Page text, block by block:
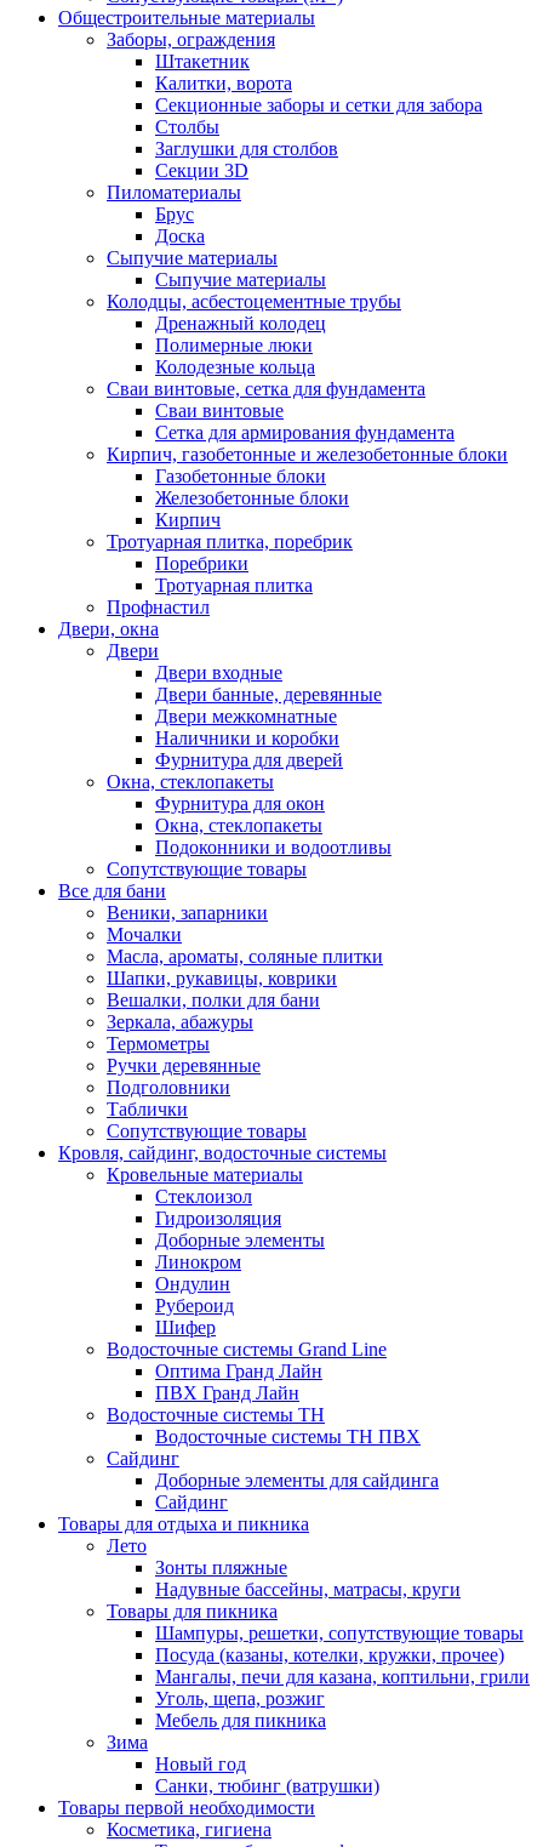
Общестроительные материалы
Заборы, ограждения
Штакетник
Калитки, ворота
Секционные заборы и сетки для забора
Столбы
Заглушки для столбов
Секции 3D
Пиломатериалы
Брус
Доска
Сыпучие материалы
Сыпучие материалы
Колодцы, асбестоцементные трубы
Дренажный колодец
Полимерные люки
Колодезные кольца
Сваи винтовые, сетка для фундамента
Сваи винтовые
Сетка для армирования фундамента
Кирпич, газобетонные и железобетонные блоки
Газобетонные блоки
Железобетонные блоки
Кирпич
Тротуарная плитка, поребрик
Поребрики
Тротуарная плитка
Профнастил
Двери, окна
Двери
Двери входные
Двери банные, деревянные
Двери межкомнатные
Наличники и коробки
Фурнитура для дверей
Окна, стеклопакеты
Фурнитура для окон
Окна, стеклопакеты
Подоконники и водоотливы
Сопутствующие товары
Все для бани
Веники, запарники
Мочалки
Масла, ароматы, соляные плитки
Шапки, рукавицы, коврики
Вешалки, полки для бани
Зеркала, абажуры
Термометры
Ручки деревянные
Подголовники
Таблички
Сопутствующие товары
Кровля, сайдинг, водосточные системы
Кровельные материалы
Стеклоизол
Гидроизоляция
Доборные элементы
Линокром
Ондулин
Рубероид
Шифер
Водосточные системы Grand Line
Оптима Гранд Лайн
ПВХ Гранд Лайн
Водосточные системы ТН
Водосточные системы ТН ПВХ
Сайдинг
Доборные элементы для сайдинга
Сайдинг
Товары для отдыха и пикника
Лето
Зонты пляжные
Надувные бассейны, матрасы, круги
Товары для пикника
Шампуры, решетки, сопутствующие товары
Посуда (казаны, котелки, кружки, прочее)
Мангалы, печи для казана, коптильни, грили
Уголь, щепа, розжиг
Мебель для пикника
Зима
Новый год
Санки, тюбинг (ватрушки)
Товары первой необходимости
Косметика, гигиена